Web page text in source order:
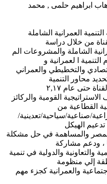
ابراهيم حلمى , محمد
العمرانية الشاملة
من خلال دراسة
الشاملة والمشروعات الم
ا لعمرانية و
والتخطيطي والعمراني
محاور التنمية
حتى عام ٢,١٧
القومية والركائز
القطاعية من
صناعية/سياحية/تعدينية/
الهيكل
لمصر والمساهمة في حل مشكلة
، ودعم مشاركة
والتعاونية والدولية في تنمية
إلي منظومة
والعمرانية كجزء مهم